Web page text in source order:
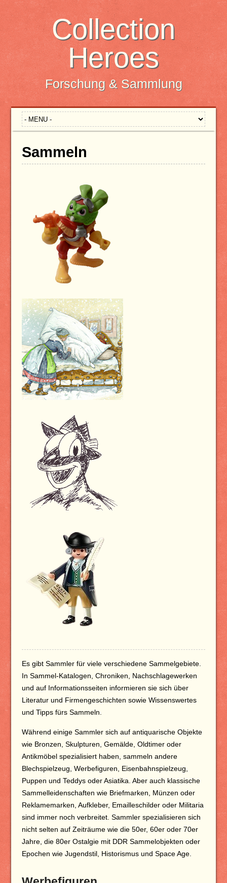
Collection
Heroes
Forschung & Sammlung
Sammeln
Es gibt Sammler für viele verschiedene Sammelgebiete.
In Sammel-Katalogen, Chroniken, Nachschlagewerken
und auf Informationsseiten informieren sie sich über
Literatur und Firmengeschichten sowie Wissenswertes
und Tipps fürs Sammeln.
Während einige Sammler sich auf antiquarische Objekte
wie Bronzen, Skulpturen, Gemälde, Oldtimer oder
Antikmöbel spezialisiert haben, sammeln andere
Blechspielzeug, Werbefiguren, Eisenbahnspielzeug,
Puppen und Teddys oder Asiatika. Aber auch klassische
Sammelleidenschaften wie Briefmarken, Münzen oder
Reklamemarken, Aufkleber, Emailleschilder oder Militaria
sind immer noch verbreitet. Sammler spezialisieren sich
nicht selten auf Zeiträume wie die 50er, 60er oder 70er
Jahre, die 80er Ostalgie mit DDR Sammelobjekten oder
Epochen wie Jugendstil, Historismus und Space Age.